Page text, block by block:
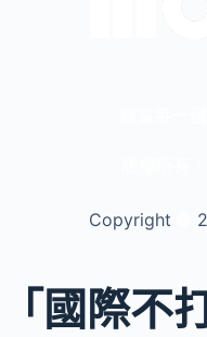
Copyright
「國際不